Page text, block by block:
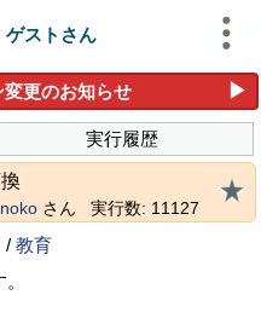
ゲストさん
変更のお知らせ ▶
実行履歴
さん 実行数: 11127
/ 教育